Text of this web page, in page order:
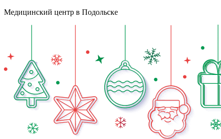
Медицинский центр в Подольске